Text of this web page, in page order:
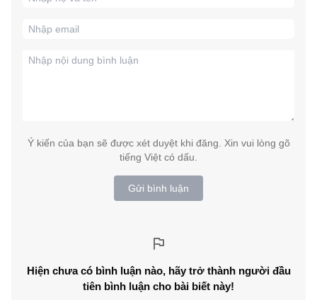
Ý kiến của bạn sẽ được xét duyệt khi đăng. Xin vui lòng gõ
tiếng Việt có dấu.
Gửi bình luận
Hiện chưa có bình luận nào, hãy trở thành người đầu
tiên bình luận cho bài biết này!